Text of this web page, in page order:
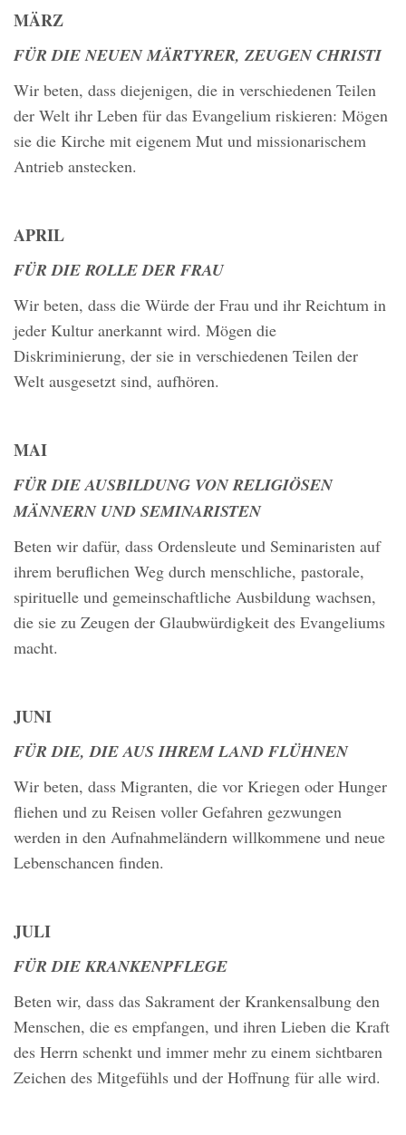
MÄRZ
FÜR DIE NEUEN MÄRTYRER, ZEUGEN CHRISTI
Wir beten, dass diejenigen, die in verschiedenen Teilen
der Welt ihr Leben für das Evangelium riskieren: Mögen
sie die Kirche mit eigenem Mut und missionarischem
Antrieb anstecken.
APRIL
FÜR DIE ROLLE DER FRAU
Wir beten, dass die Würde der Frau und ihr Reichtum in
jeder Kultur anerkannt wird. Mögen die
Diskriminierung, der sie in verschiedenen Teilen der
Welt ausgesetzt sind, aufhören.
MAI
FÜR DIE AUSBILDUNG VON RELIGIÖSEN
MÄNNERN UND SEMINARISTEN
Beten wir dafür, dass Ordensleute und Seminaristen auf
ihrem beruflichen Weg durch menschliche, pastorale,
spirituelle und gemeinschaftliche Ausbildung wachsen,
die sie zu Zeugen der Glaubwürdigkeit des Evangeliums
macht.
JUNI
FÜR DIE, DIE AUS IHREM LAND FLÜHNEN
Wir beten, dass Migranten, die vor Kriegen oder Hunger
fliehen und zu Reisen voller Gefahren gezwungen
werden in den Aufnahmeländern willkommene und neue
Lebenschancen finden.
JULI
FÜR DIE KRANKENPFLEGE
Beten wir, dass das Sakrament der Krankensalbung den
Menschen, die es empfangen, und ihren Lieben die Kraft
des Herrn schenkt und immer mehr zu einem sichtbaren
Zeichen des Mitgefühls und der Hoffnung für alle wird.